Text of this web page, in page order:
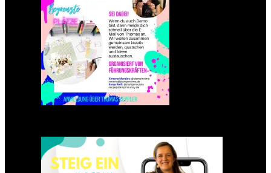
Einsteigen 2025 im Team
Stampin‘ Sunny